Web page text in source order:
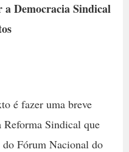
Democracia Sindical
é fazer uma breve
Reforma Sindical que
Fórum Nacional do